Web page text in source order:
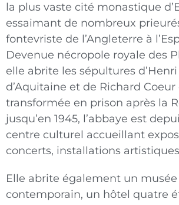
la plus vaste cité monastique
essaimant de nombreux
fontevriste de l’Angleterre à
Devenue nécropole royale des
elle abrite les sépultures d’Henri
d’Aquitaine et de Richard Coeur
transformée en prison après la
jusqu’en 1945, l’abbaye est
centre culturel accueillant
concerts, installations
Elle abrite également un musée
contemporain, un hôtel quatre